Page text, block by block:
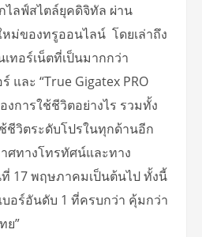
ลฟ์สไตล์ยุคดิจิทัล ผ่าน
ของทรูออนไลน์ โดยเล่าถึง
ทอร์เน็ตที่เป็นมากกว่า
และ “True Gigatex PRO
งการใช้ชีวิตอย่างไร รวมทั้ง
ชีวิตระดับโปรในทุกด้านอีก
ศทางโทรทัศน์และทาง
17 พฤษภาคมเป็นต้นไป ทั้งนี้
บอร์อันดับ 1 ที่ครบกว่า คุ้มกว่า
ย”